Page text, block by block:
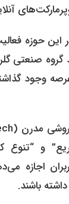
حوزه
گروه
وجود
و “تنوع
باشند.